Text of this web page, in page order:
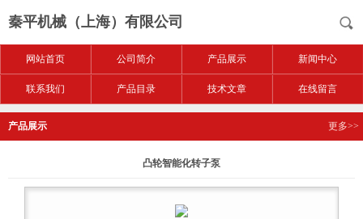
秦平机械（上海）有限公司
网站首页 公司简介 产品展示 新闻中心
联系我们 产品目录 技术文章 在线留言
产品展示 更多>>
凸轮智能化转子泵